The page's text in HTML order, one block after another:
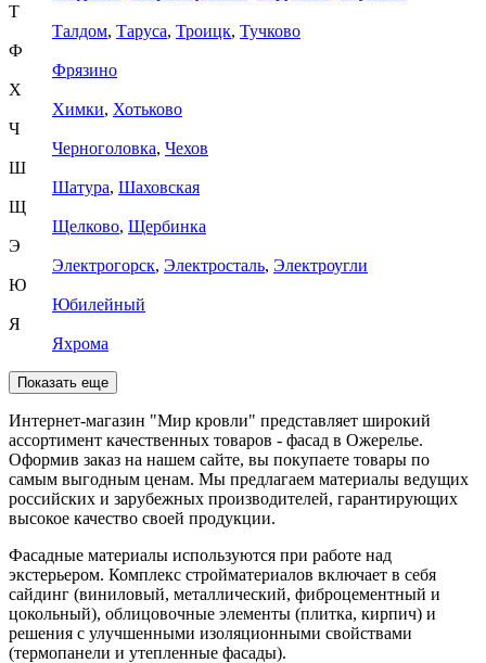
Т
Талдом, Таруса, Троицк, Тучково
Ф
Фрязино
Х
Химки, Хотьково
Ч
Черноголовка, Чехов
Ш
Шатура, Шаховская
Щ
Щелково, Щербинка
Э
Электрогорск, Электросталь, Электроугли
Ю
Юбилейный
Я
Яхрома
Показать еще
Интернет-магазин "Мир кровли" представляет широкий
ассортимент качественных товаров - фасад в Ожерелье.
Оформив заказ на нашем сайте, вы покупаете товары по
самым выгодным ценам. Мы предлагаем материалы ведущих
российских и зарубежных производителей, гарантирующих
высокое качество своей продукции.
Фасадные материалы используются при работе над
экстерьером. Комплекс стройматериалов включает в себя
сайдинг (виниловый, металлический, фиброцементный и
цокольный), облицовочные элементы (плитка, кирпич) и
решения с улучшенными изоляционными свойствами
(термопанели и утепленные фасады).